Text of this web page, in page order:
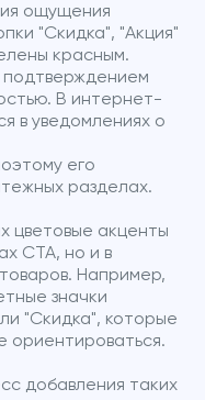
ощущения
"Скидка", "Акция"
красным.
подтверждением
В интернет-
в уведомлениях о
его
разделах.
цветовые акценты
CTA, но и в
Например,
значки
"Скидка", которые
ориентироваться.
добавления таких